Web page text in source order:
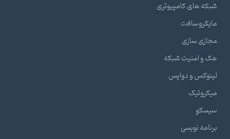
شبکه های کامپیوتری
مایکروسافت
مجازی سازی
هک و امنیت شبکه
لینوکس و دواپس
میکروتیک
سیسکو
برنامه نویسی